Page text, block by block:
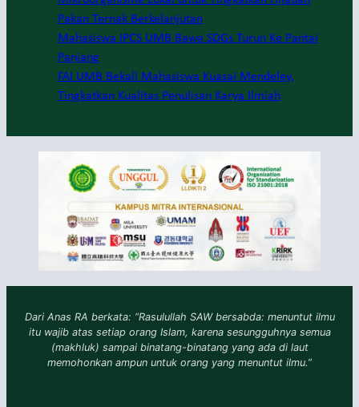
Pakan Ternak Berkelanjutan
Mahasiswa IPCS UMB Bawa SDGs Turun Ke Pantai
Panjang
FAI UMB Bekali Mahasiswa Kuasai Mendeley,
Tingkatkan Kualitas Penulisan Karya Ilmiah
Dari Anas RA berkata: “Rasulullah SAW bersabda: menuntut ilmu
itu wajib atas setiap orang Islam, karena sesungguhnya semua
(makhluk) sampai binatang-binatang yang ada di laut
memohonkan ampun untuk orang yang menuntut ilmu.”